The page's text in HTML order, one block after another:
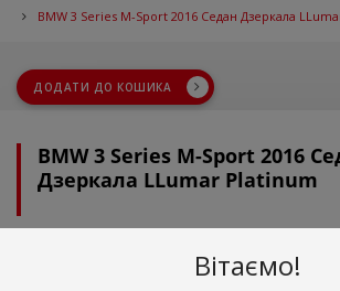
BMW 3 Series M-Sport 2016 Седан Дзеркала
ДОДАТИ ДО КОШИКА
BMW 3 Series M-Sport 2016
Дзеркала LLumar Platinum
грн.
Вітаємо!